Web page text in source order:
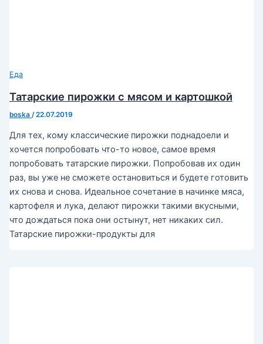
Еда
Татарские пирожки с мясом и картошкой
boska /22.07.2019
Для тех, кому классические пирожки поднадоели и
хочется попробовать что-то новое, самое время
попробовать татарские пирожки. Попробовав их один
раз, вы уже не сможете остановиться и будете готовить
их снова и снова. Идеальное сочетание в начинке мяса,
картофеля и лука, делают пирожки такими вкусными,
что дождаться пока они остынут, нет никаких сил.
Татарские пирожки-продукты для